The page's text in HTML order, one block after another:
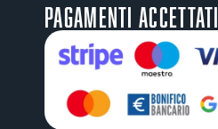
Pagamenti accettati